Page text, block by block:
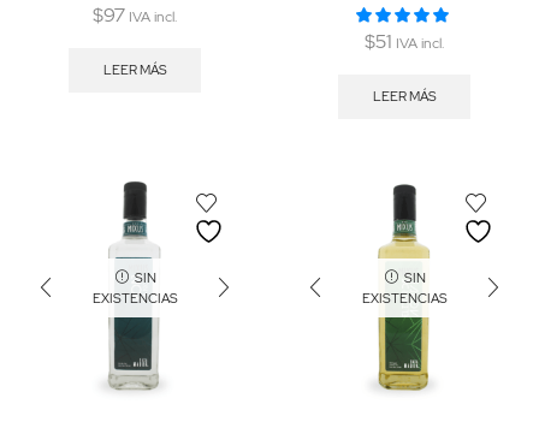
$97 IVA incl.
LEER MÁS
$51 IVA incl.
LEER MÁS
SIN
EXISTENCIAS
SIN
EXISTENCIAS